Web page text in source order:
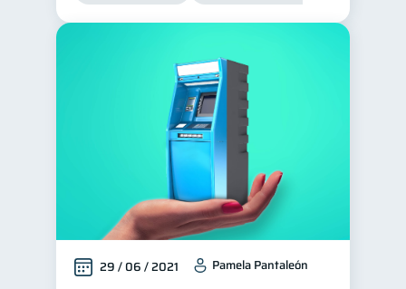
29 / 06 / 2021 Pamela Pantaleón